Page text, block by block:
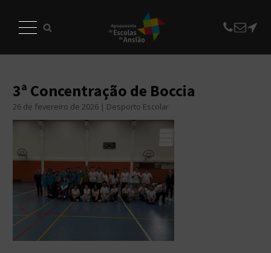
3ª Concentração de Boccia
26 de fevereiro de 2026 | Desporto Escolar